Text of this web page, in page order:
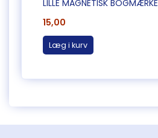
LILLE MAGNETISK BOGMÆRKE
15,00
Læg i kurv